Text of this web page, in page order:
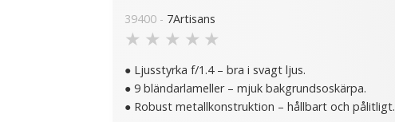
39400 - 7Artisans
★ ★ ★ ★ ★
● Ljusstyrka f/1.4 – bra i svagt ljus.
● 9 bländarlameller – mjuk bakgrundsoskärpa.
● Robust metallkonstruktion – hållbart och pålitligt.